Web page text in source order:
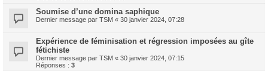
Soumise d’une domina saphique
Dernier message par TSM « 30 janvier 2024, 07:28
Expérience de féminisation et régression imposées au gîte
fétichiste
Dernier message par TSM « 30 janvier 2024, 07:15
Réponses : 3